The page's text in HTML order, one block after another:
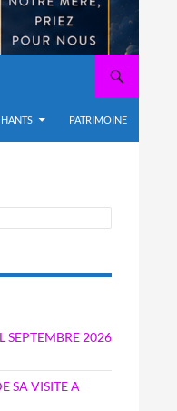
PATRIMOINE
SEPTEMBRE 2026
SA VISITE A